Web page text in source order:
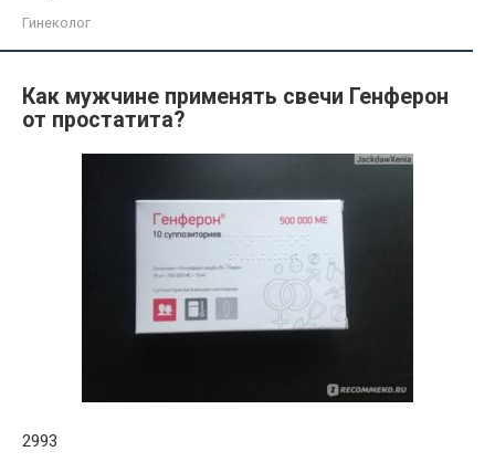
Гинеколог
Как мужчине применять свечи Генферон
от простатита?
2993